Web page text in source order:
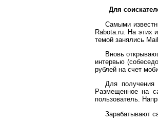
Для
Самыми
Rabota.ru. На этих
темой занялись
Вновь
интервью
рублей на счет
Для получения
Размещенное на
пользователь.
Зарабатывают